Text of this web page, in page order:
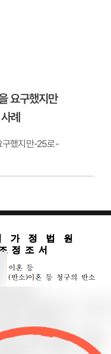
요구했지만
례
구했지만-25로-